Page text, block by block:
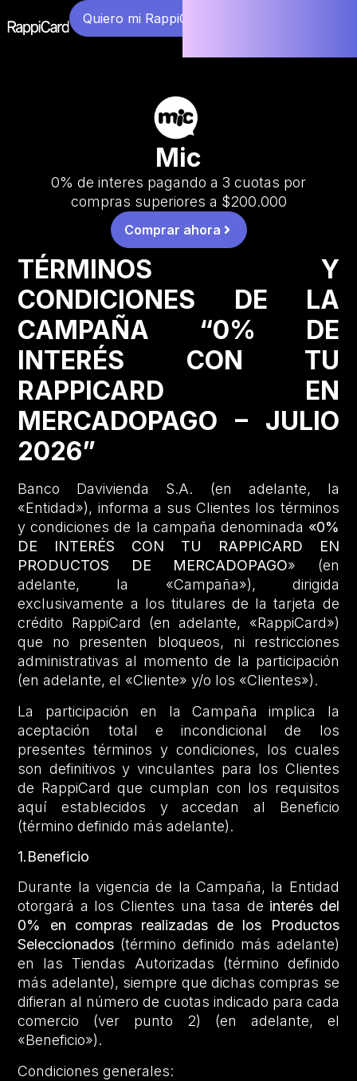
Quiero mi RappiCard
Mic
0% de interes pagando a 3 cuotas por
compras superiores a $200.000
Comprar ahora
TÉRMINOS Y
CONDICIONES DE LA
CAMPAÑA “0% DE
INTERÉS CON TU
RAPPICARD EN
MERCADOPAGO – JULIO
2026”
Banco Davivienda S.A. (en adelante, la
«Entidad»), informa a sus Clientes los términos
y condiciones de la campaña denominada «0%
DE INTERÉS CON TU RAPPICARD EN
PRODUCTOS DE MERCADOPAGO» (en
adelante, la «Campaña»), dirigida
exclusivamente a los titulares de la tarjeta de
crédito RappiCard (en adelante, «RappiCard»)
que no presenten bloqueos, ni restricciones
administrativas al momento de la participación
(en adelante, el «Cliente» y/o los «Clientes»).
La participación en la Campaña implica la
aceptación total e incondicional de los
presentes términos y condiciones, los cuales
son definitivos y vinculantes para los Clientes
de RappiCard que cumplan con los requisitos
aquí establecidos y accedan al Beneficio
(término definido más adelante).
1.Beneficio
Durante la vigencia de la Campaña, la Entidad
otorgará a los Clientes una tasa de interés del
0% en compras realizadas de los Productos
Seleccionados (término definido más adelante)
en las Tiendas Autorizadas (término definido
más adelante), siempre que dichas compras se
difieran al número de cuotas indicado para cada
comercio (ver punto 2) (en adelante, el
«Beneficio»).
Condiciones generales: